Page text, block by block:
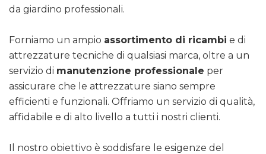
da giardino professionali.
Forniamo un ampio assortimento di ricambi e di
attrezzature tecniche di qualsiasi marca, oltre a un
servizio di manutenzione professionale per
assicurare che le attrezzature siano sempre
efficienti e funzionali. Offriamo un servizio di qualità,
affidabile e di alto livello a tutti i nostri clienti.
Il nostro obiettivo è soddisfare le esigenze del